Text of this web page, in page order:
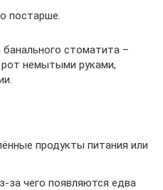
постарше.
стоматита –
рот немытыми руками,
продукты питания или
за чего появляются едва